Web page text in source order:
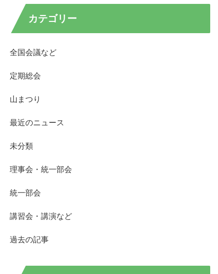
カテゴリー
全国会議など
定期総会
山まつり
最近のニュース
未分類
理事会・統一部会
統一部会
講習会・講演など
過去の記事